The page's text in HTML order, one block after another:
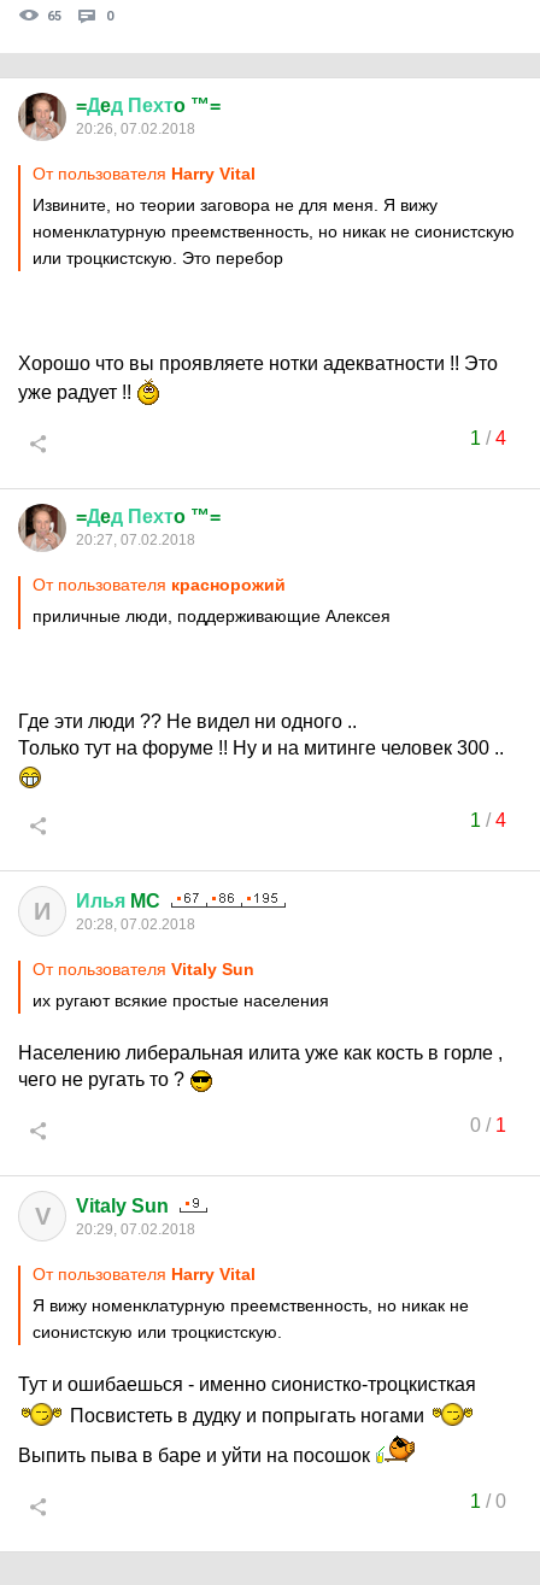
65 0
=Дeд Пехтo ™=
20:26, 07.02.2018
От пользователя Harry Vital
Извините, но теории заговора не для меня. Я вижу
номенклатурную преемственность, но никак не сионистскую
или троцкистскую. Это перебор
Хорошо что вы проявляете нотки адекватности !! Это
уже радует !!
1 /4
=Дeд Пехтo ™=
20:27, 07.02.2018
От пользователя краснорожий
приличные люди, поддерживающие Алексея
Где эти люди ?? Не видел ни одного ..
Только тут на форуме !! Ну и на митинге человек 300 ..
1 /4
И Илья MC
20:28, 07.02.2018
От пользователя Vitaly Sun
их ругают всякие простые населения
Населению либеральная илита уже как кость в горле ,
чего не ругать то ?
0/ 1
V Vitaly Sun
20:29, 07.02.2018
От пользователя Harry Vital
Я вижу номенклатурную преемственность, но никак не
сионистскую или троцкистскую.
Тут и ошибаешься - именно сионистко-троцкисткая
Посвистеть в дудку и попрыгать ногами
Выпить пыва в баре и уйти на посошок
1 /0